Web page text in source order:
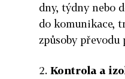
dny, týdny nebo
do komunikace,
způsoby
2. Kontrola a